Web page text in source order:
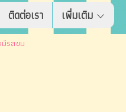
ติดต่อเรา เพิ่มเติม
มีรสขม